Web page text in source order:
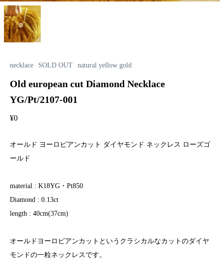
necklace SOLD OUT natural yellow gold
Old european cut Diamond Necklace
YG/Pt/2107-001
¥0
オールド ヨーロピアンカット ダイヤモンド ネックレス ローズゴ
ールド
material : K18YG・Pt850
Diamond : 0.13ct
length : 40cm(37cm)
オールドヨーロピアンカットというクラシカルなカットのダイヤ
モンドの一粒ネックレスです。